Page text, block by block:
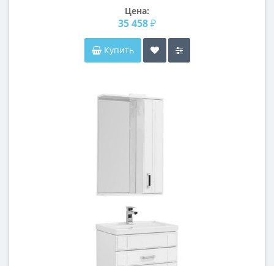
Цена:
35 458 ₽
Купить